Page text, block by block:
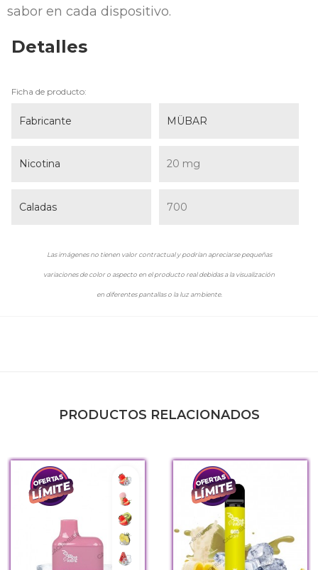
sabor en cada dispositivo.
Detalles
Ficha de producto:
Fabricante MÜBAR
Nicotina 20 mg
Caladas 700
Las imágenes no tienen valor contractual y podrían apreciarse pequeñas
variaciones de color o aspecto en el producto real debidas a la visualización
en diferentes pantallas o la luz ambiente.
PRODUCTOS RELACIONADOS
refrescante
Bubble Gum
refrescante
Fresa refrescante
Helado de Fresa
Fresa Kiwi
Piña Refrescante
Sandía Refrescante